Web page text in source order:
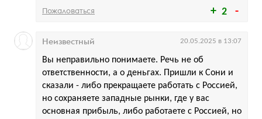
2
Пожаловаться
Вы неправильно понимаете. Речь не об
ответственности, а о деньгах. Пришли к Сони и
сказали - либо прекращаете работать с Россией,
но сохраняете западные рынки, где у вас
основная прибыль, либо работаете с Россией, но
Неизвестный 20.05.2025 в 13:07